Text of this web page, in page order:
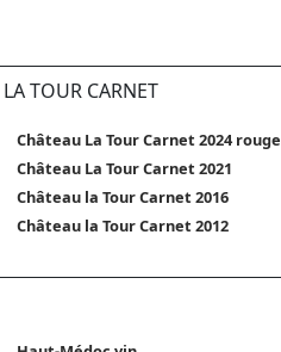
TOUR CARNET
Château La Tour Carnet 2024 rouge
Château La Tour Carnet 2021
Château la Tour Carnet 2016
Château la Tour Carnet 2012